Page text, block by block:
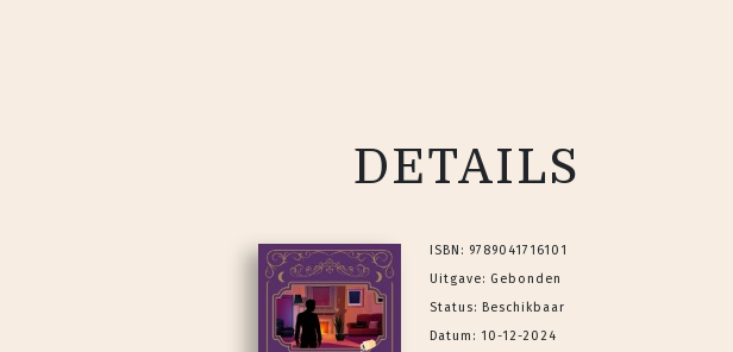
DETAILS
ISBN: 9789041716101
Uitgave: Gebonden
Status: Beschikbaar
Datum: 10-12-2024